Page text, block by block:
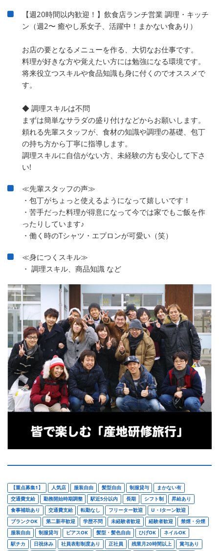
【週20時間以内歓迎！】飲食店ランチ営業 調理・キッチ
ン（週2〜 癒やし系女子、活躍中！まかない食あり）
お店の要となるメニューを作る、大切なお仕事です。
料理が好きな方や覚えたい方には勉強になる環境です。
将来役立つスキルや食品知識も身に付くのでオススメで
す。
◆ 調理スキルは不問
まずは簡単なサラダの盛り付けなどからお願いします。
頼れる先輩スタッフが、食材の知識や調理の基礎、包丁
の持ち方から丁寧に指導します。
調理スキルに自信がない方、未経験の方も安心して下さ
い!
≪先輩スタッフの声≫
・包丁がちょっと使えるようになって嬉しいです！
・苦手だった料理が得意になって今では家でもご飯を作
ったりしています♪
・働く時のTシャツ・エプロンが可愛い（笑）
≪身につくスキル≫
・ 調理スキル、商品知識 など
【重点募集1】 人気店 服装自由 髪型自由 制服貸与
まかない有
交通費支給
勤務開始時期調整 駅近5分以内 長期 シフト制
昇給あり
食事補助あり
交通費支給 転勤なし フリーター歓迎
U・Iターン歓迎
ブランクOK
第二新卒歓迎 学歴不問 未経験者歓迎 経験者歓迎
禁煙・分煙
服装自由
制服貸与 ピアスOK 髪型・髪色自由 ひげOK
ネイルOK
駅チカ
日祝休み 社員表彰制度あり 正社員 残業月20時間以上
賞与あり